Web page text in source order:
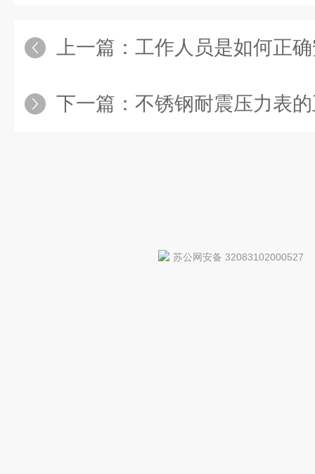
上一篇： 工作人员是如何正
下一篇： 不锈钢耐震压力表
苏公网安备 32083102000527